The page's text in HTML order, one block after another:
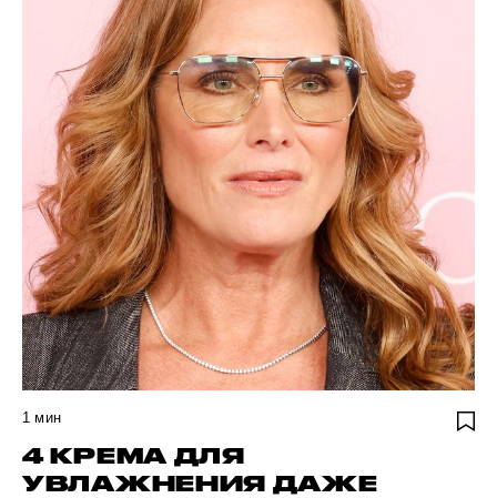
1 мин
4 КРЕМА ДЛЯ
УВЛАЖНЕНИЯ ДАЖЕ